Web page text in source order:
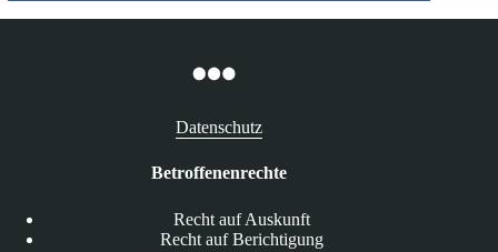
Datenschutz
Betroffenenrechte
Recht auf Auskunft
Recht auf Berichtigung